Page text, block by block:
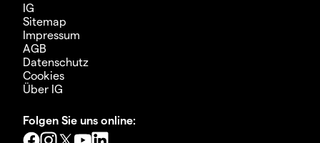
IG
Sitemap
Impressum
AGB
Datenschutz
Cookies
Über IG
Folgen Sie uns online: